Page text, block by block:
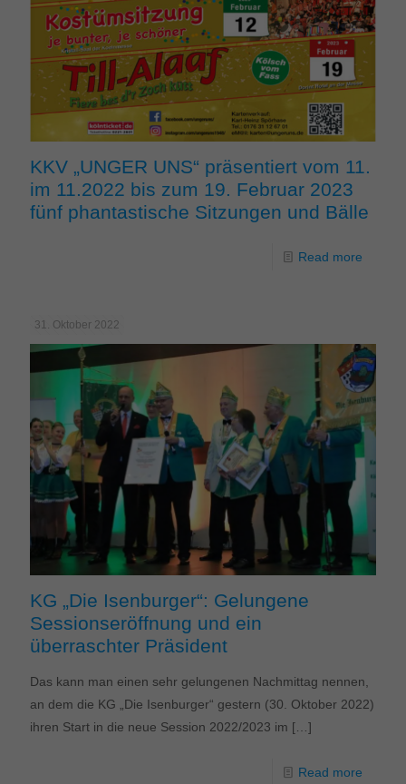
KKV „UNGER UNS“ präsentiert vom 11.
im 11.2022 bis zum 19. Februar 2023
fünf phantastische Sitzungen und Bälle
Read more
31. Oktober 2022
KG „Die Isenburger“: Gelungene
Sessionseröffnung und ein
überraschter Präsident
Das kann man einen sehr gelungenen Nachmittag nennen,
an dem die KG „Die Isenburger“ gestern (30. Oktober 2022)
ihren Start in die neue Session 2022/2023 im […]
Read more